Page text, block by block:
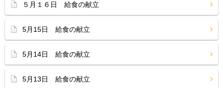
５月１６日 給食の献立
5月15日 給食の献立
5月14日 給食の献立
5月13日 給食の献立